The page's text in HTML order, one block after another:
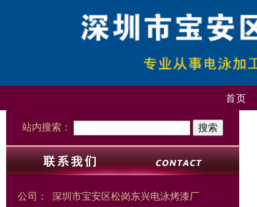
首页
站内搜索：
公司：
深圳市宝安区松岗东兴电泳烤漆厂